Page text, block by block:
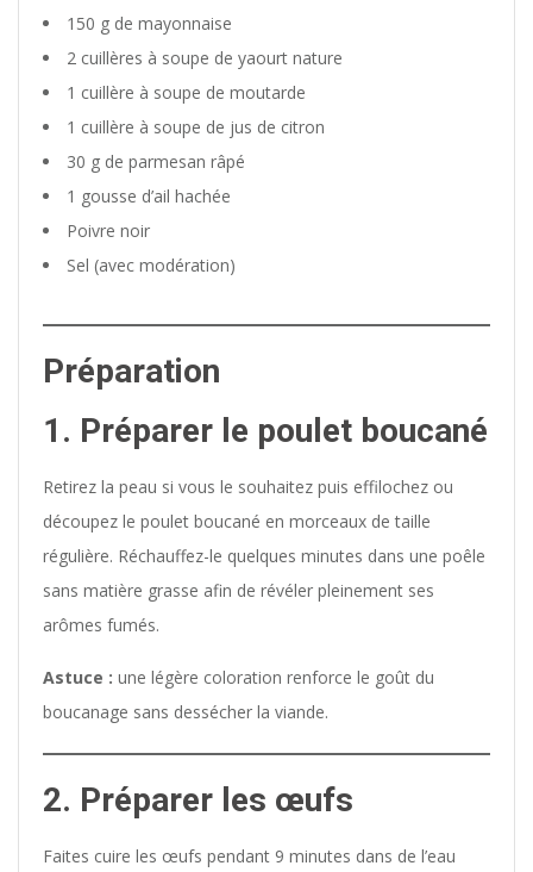
150 g de mayonnaise
2 cuillères à soupe de yaourt nature
1 cuillère à soupe de moutarde
1 cuillère à soupe de jus de citron
30 g de parmesan râpé
1 gousse d’ail hachée
Poivre noir
Sel (avec modération)
Préparation
1. Préparer le poulet boucané
Retirez la peau si vous le souhaitez puis effilochez ou
découpez le poulet boucané en morceaux de taille
régulière. Réchauffez-le quelques minutes dans une poêle
sans matière grasse afin de révéler pleinement ses
arômes fumés.
Astuce : une légère coloration renforce le goût du
boucanage sans dessécher la viande.
2. Préparer les œufs
Faites cuire les œufs pendant 9 minutes dans de l’eau